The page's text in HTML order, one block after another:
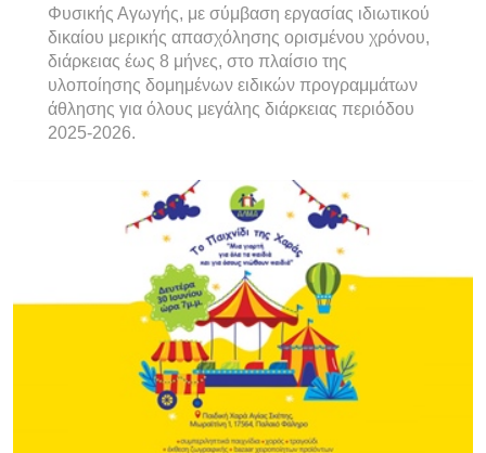
Φυσικής Αγωγής, με σύμβαση εργασίας ιδιωτικού
δικαίου μερικής απασχόλησης ορισμένου χρόνου,
διάρκειας έως 8 μήνες, στο πλαίσιο της
υλοποίησης δομημένων ειδικών προγραμμάτων
άθλησης για όλους μεγάλης διάρκειας περιόδου
2025-2026.